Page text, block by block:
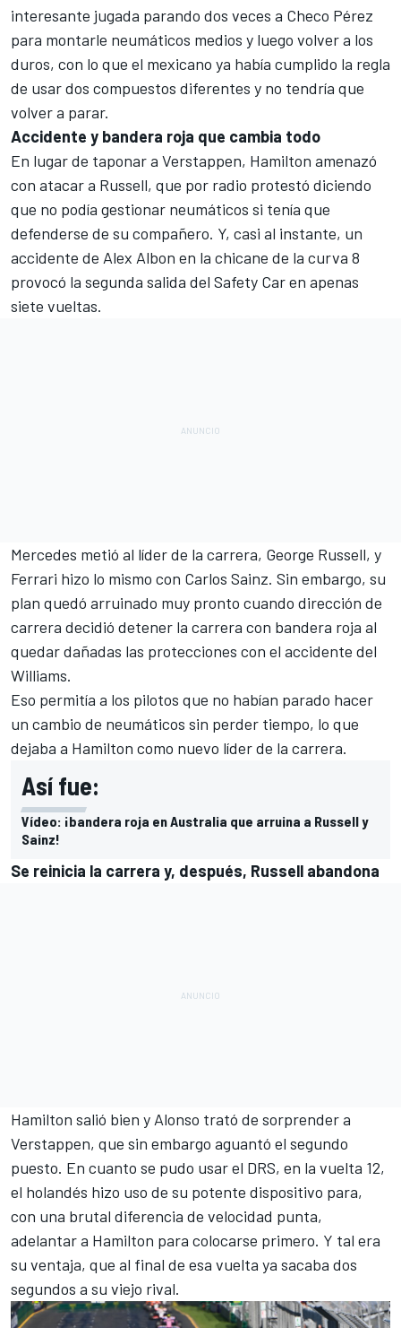
interesante jugada parando dos veces a Checo Pérez
para montarle neumáticos medios y luego volver a los
duros, con lo que el mexicano ya había cumplido la regla
de usar dos compuestos diferentes y no tendría que
volver a parar.
Accidente y bandera roja que cambia todo
En lugar de taponar a Verstappen, Hamilton amenazó
con atacar a Russell, que por radio protestó diciendo
que no podía gestionar neumáticos si tenía que
defenderse de su compañero. Y, casi al instante, un
accidente de Alex Albon en la chicane de la curva 8
provocó la segunda salida del Safety Car en apenas
siete vueltas.
Mercedes metió al líder de la carrera, George Russell, y
Ferrari hizo lo mismo con Carlos Sainz. Sin embargo, su
plan quedó arruinado muy pronto cuando dirección de
carrera decidió detener la carrera con bandera roja al
quedar dañadas las protecciones con el accidente del
Williams.
Eso permitía a los pilotos que no habían parado hacer
un cambio de neumáticos sin perder tiempo, lo que
dejaba a Hamilton como nuevo líder de la carrera.
Así fue:
Vídeo: ¡bandera roja en Australia que arruina a Russell y
Sainz!
Se reinicia la carrera y, después, Russell abandona
Hamilton salió bien y Alonso trató de sorprender a
Verstappen, que sin embargo aguantó el segundo
puesto. En cuanto se pudo usar el DRS, en la vuelta 12,
el holandés hizo uso de su potente dispositivo para,
con una brutal diferencia de velocidad punta,
adelantar a Hamilton para colocarse primero. Y tal era
su ventaja, que al final de esa vuelta ya sacaba dos
segundos a su viejo rival.